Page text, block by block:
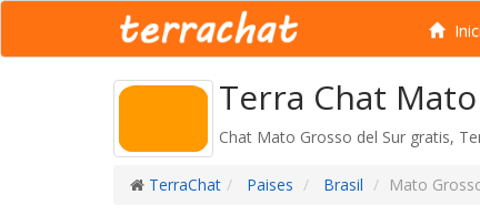
Terra Chat
Chat Mato Grosso del Sur gratis,
TerraChat Paises Brasil Mato